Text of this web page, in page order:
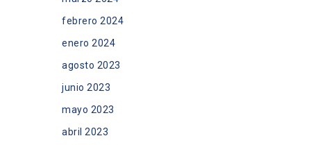
febrero 2024
enero 2024
agosto 2023
junio 2023
mayo 2023
abril 2023